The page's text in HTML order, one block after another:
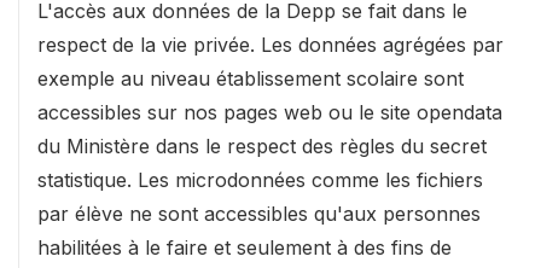
L'accès aux données de la Depp se fait dans le
respect de la vie privée. Les données agrégées par
exemple au niveau établissement scolaire sont
accessibles sur nos pages web ou le site opendata
du Ministère dans le respect des règles du secret
statistique. Les microdonnées comme les fichiers
par élève ne sont accessibles qu'aux personnes
habilitées à le faire et seulement à des fins de